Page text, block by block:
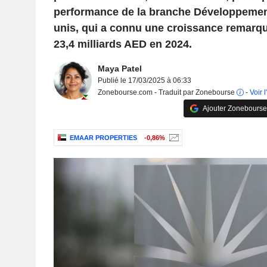
performance de la branche
unis, qui a connu une croissance
23,4 milliards AED en 2024.
Maya Patel
Publié le 17/03/2025 à 06:33
Zonebourse.com - Traduit par Zonebourse
- Voir
Ajouter
EMAAR PROPERTIES -0,86%